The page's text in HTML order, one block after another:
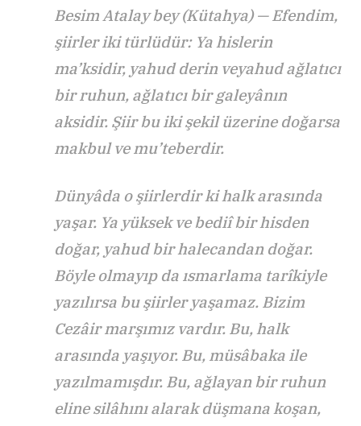
Besim Atalay bey (Kütahya) — Efendim,
şiirler iki türlüdür: Ya hislerin
ma’ksidir, yahud derin veyahud ağlatıcı
bir ruhun, ağlatıcı bir galeyânın
aksidir. Şiir bu iki şekil üzerine doğarsa
makbul ve mu’teberdir.
Dünyâda o şiirlerdir ki halk arasında
yaşar. Ya yüksek ve bediî bir hisden
doğar, yahud bir halecandan doğar.
Böyle olmayıp da ısmarlama tarîkiyle
yazılırsa bu şiirler yaşamaz. Bizim
Cezâir marşımız vardır. Bu, halk
arasında yaşıyor. Bu, müsâbaka ile
yazılmamışdır. Bu, ağlayan bir ruhun
eline silâhını alarak düşmana koşan,